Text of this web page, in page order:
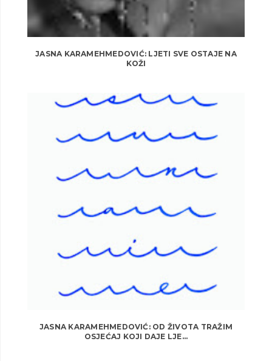
JASNA KARAMEHMEDOVIĆ: LJETI SVE OSTAJE NA
KOŽI
JASNA KARAMEHMEDOVIĆ: OD ŽIVOTA TRAŽIM
OSJEĆAJ KOJI DAJE LJE...